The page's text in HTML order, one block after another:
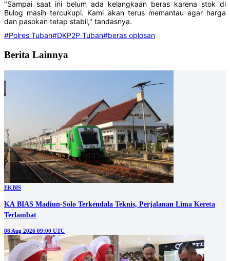
"Sampai saat ini belum ada kelangkaan beras karena stok di
Bulog masih tercukupi. Kami akan terus memantau agar harga
dan pasokan tetap stabil," tandasnya.
#Polres Tuban#DKP2P Tuban#beras oplosan
Berita Lainnya
EKBIS
KA BIAS Madiun-Solo Terkendala Teknis, Perjalanan Lima Kereta
Terlambat
08 Aug 2026 09:00 UTC